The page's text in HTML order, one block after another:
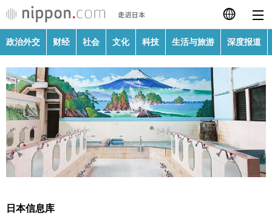
日本語
English
繁體字
Français
Español
政治外交
财经
政治外交 财经 社会 文化 科技 生活与旅游 深度报道
日本信息库